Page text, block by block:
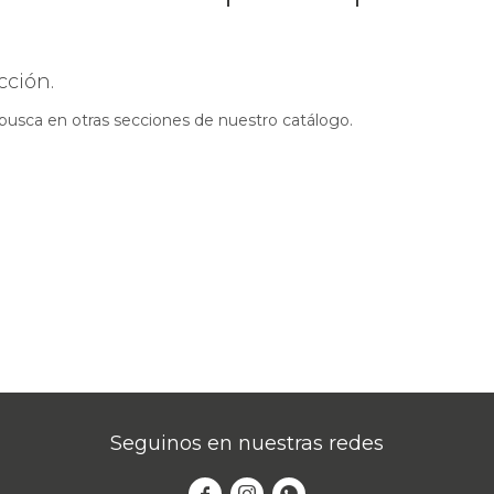
en otras secciones de nuestro catálogo.
Seguinos en nuestras redes